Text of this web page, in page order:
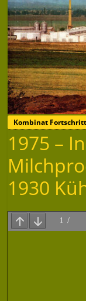
Kombinat Fortschritt
1975 –
1930